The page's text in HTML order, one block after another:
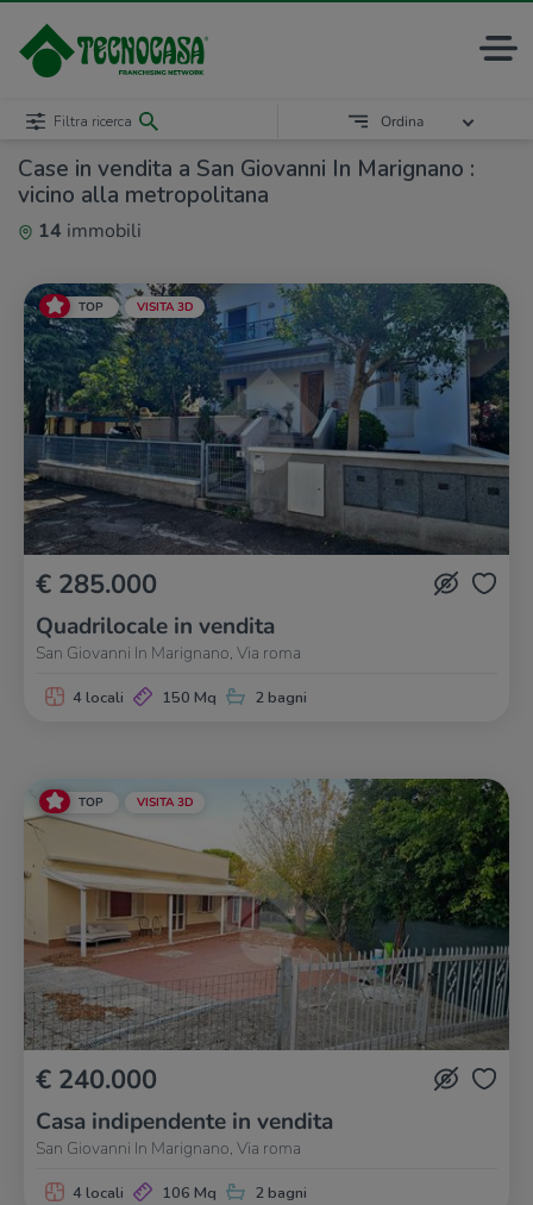
Case in vendita a San Giovanni In Marignano :
vicino alla metropolitana
14 immobili
Filtra ricerca Ordina
TOP VISITA 3D
€ 285.000
Quadrilocale in vendita
San Giovanni In Marignano, Via roma
4 locali 150 Mq 2 bagni
TOP VISITA 3D
€ 240.000
Casa indipendente in vendita
San Giovanni In Marignano, Via roma
4 locali 106 Mq 2 bagni